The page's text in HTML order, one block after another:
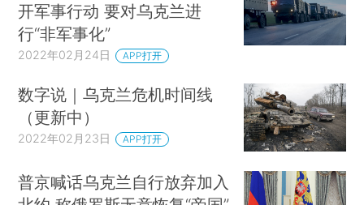
开军事行动 要对乌克兰进
行“非军事化”
2022年02月24日 APP打开
数字说｜乌克兰危机时间线
（更新中）
2022年02月23日 APP打开
普京喊话乌克兰自行放弃加入